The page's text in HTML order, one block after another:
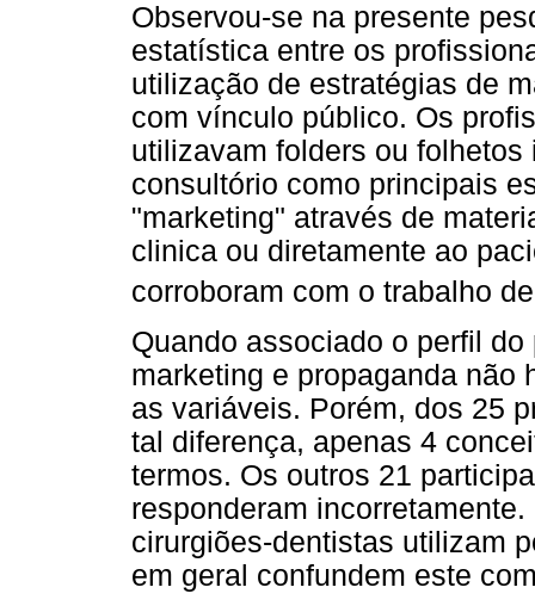
Observou-se na presente
estatística entre os
utilização de estratégias de
com vínculo público. Os
utilizavam folders ou
consultório como principais
"marketing" através de
clinica ou diretamente ao
corroboram com o trabalho
Quando associado o perfil
marketing e propaganda não
as variáveis. Porém, dos 25
tal diferença, apenas 4
termos. Os outros 21
responderam
cirurgiões-dentistas utilizam
em geral confundem este